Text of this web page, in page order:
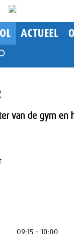
ACTUEEL
van de gym
09:15 - 10:00